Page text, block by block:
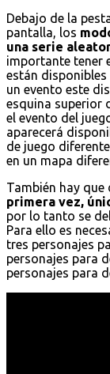
Debajo de la
pantalla, los
una serie
importante tener
están
un evento este
esquina superior
el evento del
aparecerá
de juego
en un mapa
También hay que
primera vez,
por lo tanto se
Para ello es
tres personajes
personajes para
personajes para